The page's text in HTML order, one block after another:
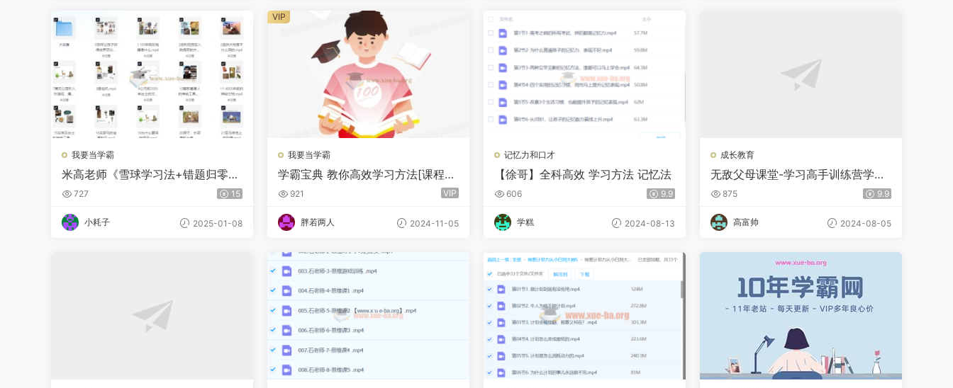
我要当学霸
米高老师《雪球学习法+错题归零
法》
727 15
小耗子 2025-01-08
我要当学霸
学霸宝典 教你高效学习方法[课程+
PDF]
921 VIP
胖若两人 2024-11-05
VIP
记忆力和口才
【徐哥】全科高效 学习方法 记忆法
606 9.9
学糕 2024-08-13
成长教育
无敌父母课堂-学习高手训练营学习
窍门
875 9.9
高富帅 2024-08-05